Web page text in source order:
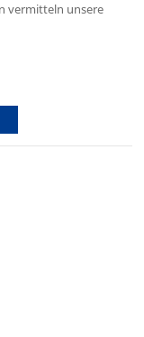
vermitteln unsere